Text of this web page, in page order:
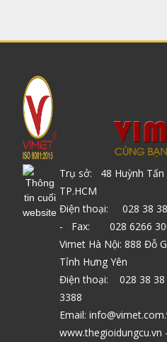
Trụ sở: 48 Huỳnh Tấn
TP.HCM
Điện thoại: 028 38 38
- Fax: 028 6266
Vimet Hà Nội: 888 Đỗ
Tỉnh Hưng Yên
Điện thoại: 028 38 38
3388
Email: